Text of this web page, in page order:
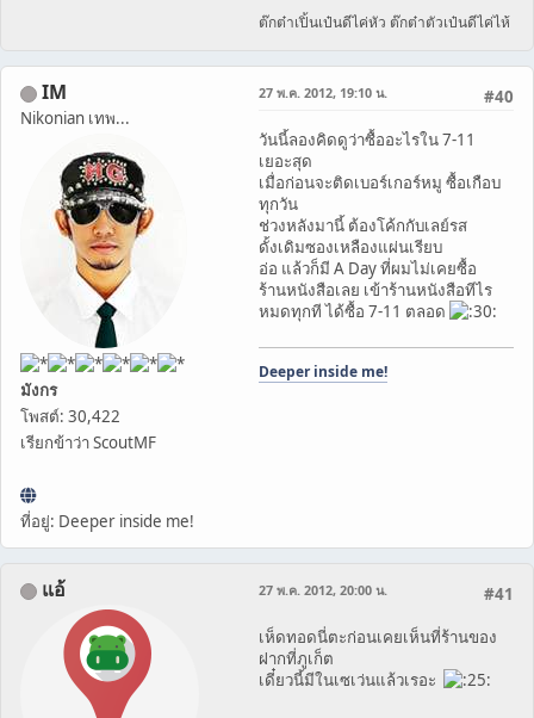
ต๊กต๋าเปิ้นเป๋นดีไค่หัว ต๊กต๋าตัวเป๋นดีไค่ไห้
IM
Nikonian เทพ...
มังกร
โพสต์: 30,422
เรียกข้าว่า ScoutMF
ที่อยู่: Deeper inside me!
#40
27 พ.ค. 2012, 19:10 น.
วันนี้ลองคิดดูว่าซื้ออะไรใน 7-11
เยอะสุด
เมื่อก่อนจะติดเบอร์เกอร์หมู ซื้อเกือบ
ทุกวัน
ช่วงหลังมานี้ ต้องโค้กกับเลย์รส
ดั้งเดิมซองเหลืองแผ่นเรียบ
อ่อ แล้วก็มี A Day ที่ผมไม่เคยซื้อ
ร้านหนังสือเลย เข้าร้านหนังสือทีไร
หมดทุกที ได้ซื้อ 7-11 ตลอด
Deeper inside me!
แอ้ #41
27 พ.ค. 2012, 20:00 น.
เห็ดทอดนี่ตะก่อนเคยเห็นที่ร้านของ
ฝากที่ภูเก็ต
เดี๋ยวนี้มีในเซเว่นแล้วเรอะ